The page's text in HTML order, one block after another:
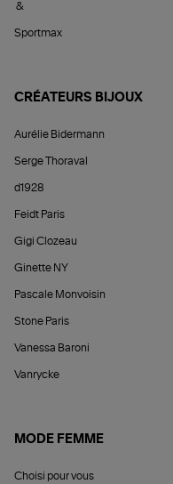
&
Sportmax
CRÉATEURS BIJOUX
Aurélie Bidermann
Serge Thoraval
d1928
Feidt Paris
Gigi Clozeau
Ginette NY
Pascale Monvoisin
Stone Paris
Vanessa Baroni
Vanrycke
MODE FEMME
Choisi pour vous